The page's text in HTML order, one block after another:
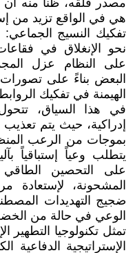
مصدر قلقه، ظناً منه أن
هي في الواقع تزيد من
تفكيك النسيج
نحو الإنغلاق في
على النظام عزل
البعض بناءً على
الهيمنة في تفكيك
في هذا السياق،
إدراكية، حيث يتم تعذيب
بموجات من الرعب
يتطلب وعياً إستباقياً
على التحصين
المشحونة، لإستعادة
ضجيج التهديدات
الوعي في حالة من
الإستراتيجية